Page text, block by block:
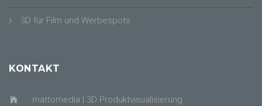
3D für Film und Werbespots
KONTAKT
.mattomedia | 3D Produktvisualisierung